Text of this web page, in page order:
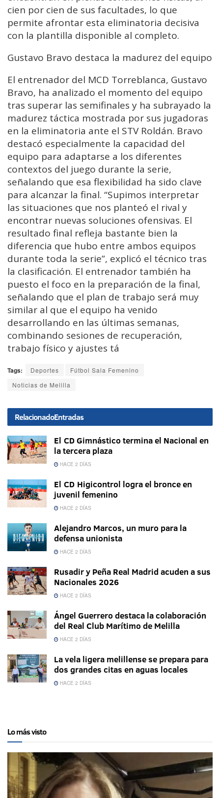
cien por cien de sus facultades, lo que
permite afrontar esta eliminatoria decisiva
con la plantilla disponible al completo.
Gustavo Bravo destaca la madurez del equipo
El entrenador del MCD Torreblanca, Gustavo
Bravo, ha analizado el momento del equipo
tras superar las semifinales y ha subrayado la
madurez táctica mostrada por sus jugadoras
en la eliminatoria ante el STV Roldán. Bravo
destacó especialmente la capacidad del
equipo para adaptarse a los diferentes
contextos del juego durante la serie,
señalando que esa flexibilidad ha sido clave
para alcanzar la final. “Supimos interpretar
las situaciones que nos planteó el rival y
encontrar nuevas soluciones ofensivas. El
resultado final refleja bastante bien la
diferencia que hubo entre ambos equipos
durante toda la serie”, explicó el técnico tras
la clasificación. El entrenador también ha
puesto el foco en la preparación de la final,
señalando que el plan de trabajo será muy
similar al que el equipo ha venido
desarrollando en las últimas semanas,
combinando sesiones de recuperación,
trabajo físico y ajustes tá
Tags: Deportes
Fútbol Sala Femenino
Noticias de Melilla
RelacionadoEntradas
El CD Gimnástico termina el Nacional en
la tercera plaza
HACE 2 DÍAS
El CD Higicontrol logra el bronce en
juvenil femenino
HACE 2 DÍAS
Alejandro Marcos, un muro para la
defensa unionista
HACE 2 DÍAS
Rusadir y Peña Real Madrid acuden a sus
Nacionales 2026
HACE 2 DÍAS
Ángel Guerrero destaca la colaboración
del Real Club Marítimo de Melilla
HACE 2 DÍAS
La vela ligera melillense se prepara para
dos grandes citas en aguas locales
HACE 2 DÍAS
Lo más visto